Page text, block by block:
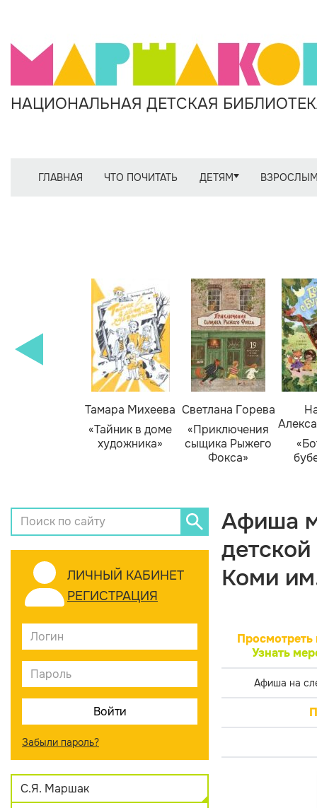
НАЦИОНАЛЬНАЯ ДЕТСКАЯ
ГЛАВНАЯ ЧТО ПОЧИТАТЬ ДЕТЯМ
Тамара Михеева
«Тайник в доме
художника»
Светлана Горева
«Приключения
сыщика Рыжего
Фокса»
ЛИЧНЫЙ КАБИНЕТ
РЕГИСТРАЦИЯ
Забыли пароль?
С.Я. Маршак
Афиша
Коми
Просмотреть
Узнать
Афиша на